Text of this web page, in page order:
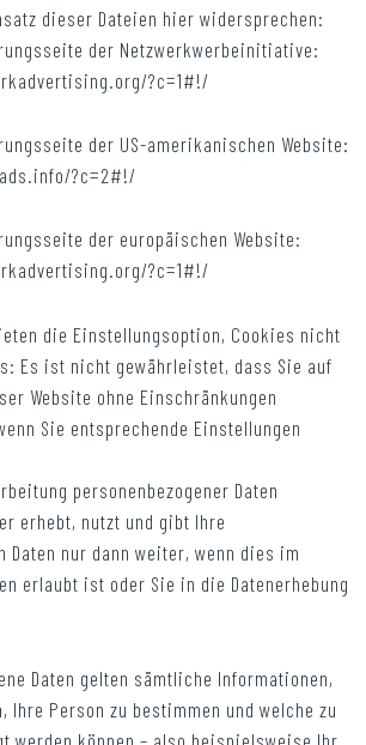
dieser Dateien hier widersprechen:
der Netzwerkwerbeinitiative:
?c=1#!/
der US-amerikanischen Website:
?c=2#!/
der europäischen Website:
?c=1#!/
die Einstellungsoption, Cookies nicht
Es ist nicht gewährleistet, dass Sie auf
Website ohne Einschränkungen
Sie entsprechende Einstellungen
personenbezogener Daten
erhebt, nutzt und gibt Ihre
Daten nur dann weiter, wenn dies im
erlaubt ist oder Sie in die Datenerhebung
Daten gelten sämtliche Informationen,
Ihre Person zu bestimmen und welche zu
werden können – also beispielsweise Ihr